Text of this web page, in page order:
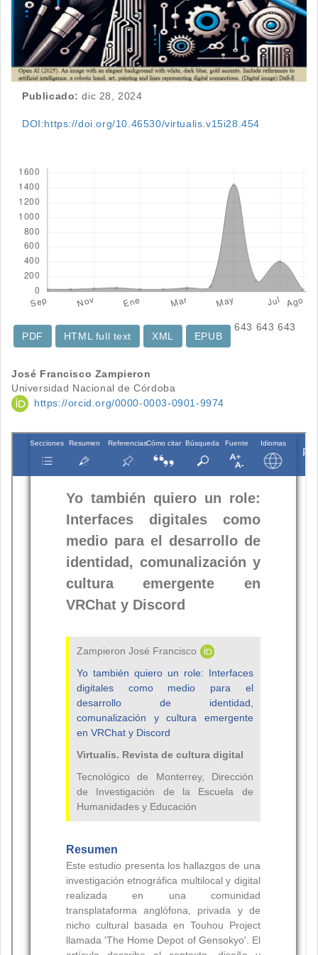
Publicado: dic 28, 2024
DOI:https://doi.org/10.46530/virtualis.v15i28.454
643
PDF
643
HTML full text
XML
643
EPUB
Contenido
principal
artículo
José Francisco Zampieron
Universidad Nacional de Córdoba
https://orcid.org/0000-0003-0901-9974